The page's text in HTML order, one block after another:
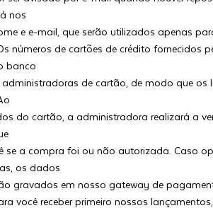
nos
e e-mail, que serão utilizados apenas
números de cartões de crédito fornecidos
banco
de cartão, de modo que os
do cartão, a administradora realizará a
se a compra foi ou não autorizada. Caso
os dados
gravados em nosso gateway de
você receber primeiro nossos